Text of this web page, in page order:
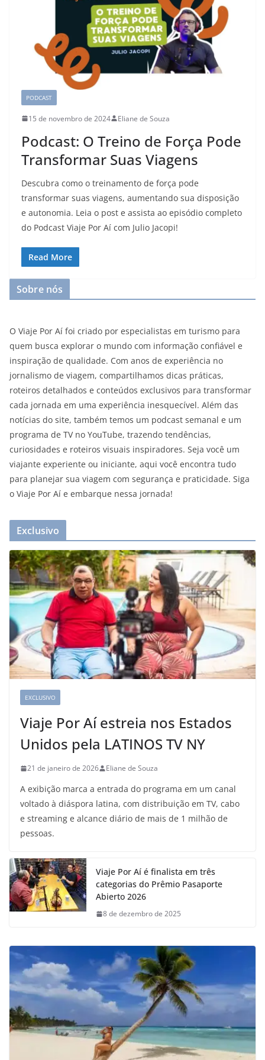
PODCAST
15 de novembro de 2024 Eliane de Souza
Podcast: O Treino de Força Pode
Transformar Suas Viagens
Descubra como o treinamento de força pode
transformar suas viagens, aumentando sua disposição
e autonomia. Leia o post e assista ao episódio completo
do Podcast Viaje Por Aí com Julio Jacopi!
Read More
Sobre nós
O Viaje Por Aí foi criado por especialistas em turismo para
quem busca explorar o mundo com informação confiável e
inspiração de qualidade. Com anos de experiência no
jornalismo de viagem, compartilhamos dicas práticas,
roteiros detalhados e conteúdos exclusivos para transformar
cada jornada em uma experiência inesquecível. Além das
notícias do site, também temos um podcast semanal e um
programa de TV no YouTube, trazendo tendências,
curiosidades e roteiros visuais inspiradores. Seja você um
viajante experiente ou iniciante, aqui você encontra tudo
para planejar sua viagem com segurança e praticidade. Siga
o Viaje Por Aí e embarque nessa jornada!
Exclusivo
EXCLUSIVO
Viaje Por Aí estreia nos Estados
Unidos pela LATINOS TV NY
21 de janeiro de 2026 Eliane de Souza
A exibição marca a entrada do programa em um canal
voltado à diáspora latina, com distribuição em TV, cabo
e streaming e alcance diário de mais de 1 milhão de
pessoas.
Viaje Por Aí é finalista em três
categorias do Prêmio Pasaporte
Abierto 2026
8 de dezembro de 2025